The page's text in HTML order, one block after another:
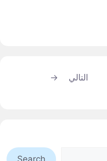
Pageالتالي →
Search